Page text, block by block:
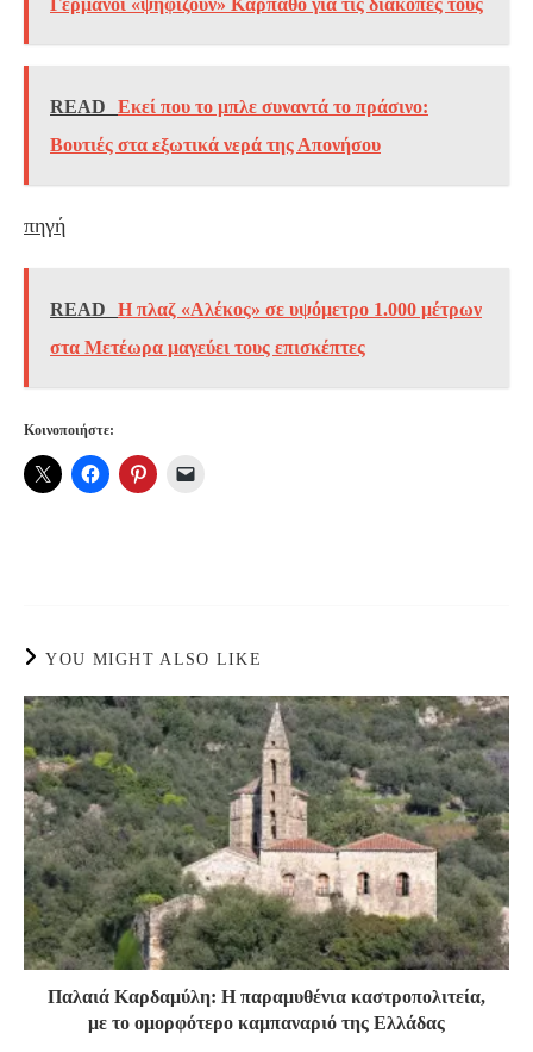
Γερμανοί «ψηφίζουν» Κάρπαθο για τις διακοπές τους
READ
Εκεί που το μπλε συναντά το πράσινο:
Βουτιές στα εξωτικά νερά της Απονήσου
πηγή
READ
Η πλαζ «Αλέκος» σε υψόμετρο 1.000 μέτρων
στα Μετέωρα μαγεύει τους επισκέπτες
Κοινοποιήστε:
YOU MIGHT ALSO LIKE
Παλαιά Καρδαμύλη: Η παραμυθένια καστροπολιτεία,
με το ομορφότερο καμπαναριό της Ελλάδας